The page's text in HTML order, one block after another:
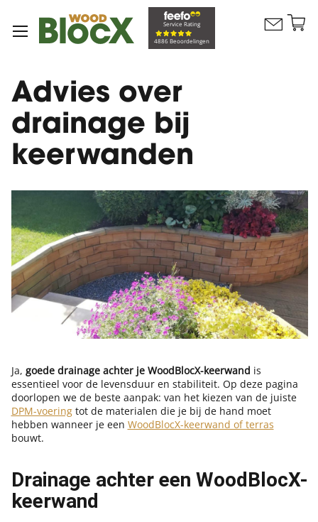
Service Rating
4886 Beoordelingen
Contacteer
Advies over
drainage bij
keerwanden
Ja, goede drainage achter je WoodBlocX-keerwand is
essentieel voor de levensduur en stabiliteit. Op deze pagina
doorlopen we de beste aanpak: van het kiezen van de juiste
DPM-voeringtot de materialen die je bij de hand moet
hebben wanneer je een WoodBlocX-keerwand of terras
bouwt.
Drainage achter een WoodBlocX-
keerwand